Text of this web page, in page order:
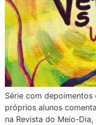
Série com
próprios alunos
na Revista do Meio-